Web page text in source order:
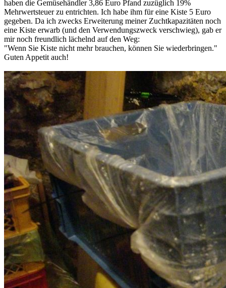
haben die Gemüsehändler 3,86 Euro Pfand zuzüglich 19%
Mehrwertsteuer zu entrichten. Ich habe ihm für eine Kiste 5 Euro
gegeben. Da ich zwecks Erweiterung meiner Zuchtkapazitäten noch
eine Kiste erwarb (und den Verwendungszweck verschwieg), gab er
mir noch freundlich lächelnd auf den Weg:
"Wenn Sie Kiste nicht mehr brauchen, können Sie wiederbringen."
Guten Appetit auch!